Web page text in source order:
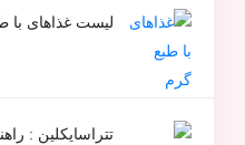
لیست غذاهای با
تتراسایکلین :